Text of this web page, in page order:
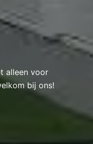
alleen voor
bij ons!